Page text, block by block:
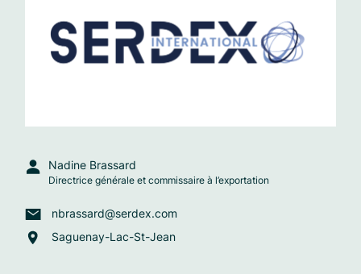
Nadine Brassard
Directrice générale et commissaire à l’exportation
nbrassard@serdex.com
Saguenay-Lac-St-Jean